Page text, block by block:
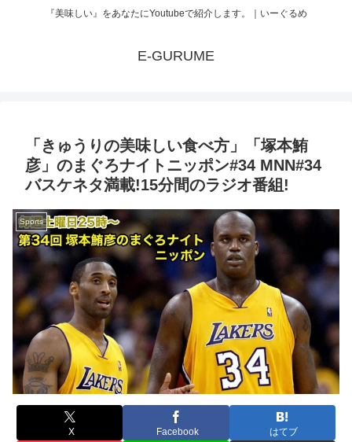
『美味しい』をあなたにYoutubeで紹介します。｜いーぐるめ
E-GURUME
「きゅうりの美味しい食べ方」「塚本鮪
彦」のまぐろナイトニッポン#34 MNN#34
バスケネタ満載!15分間のラジオ番組!
Sports
X Facebook はてブ